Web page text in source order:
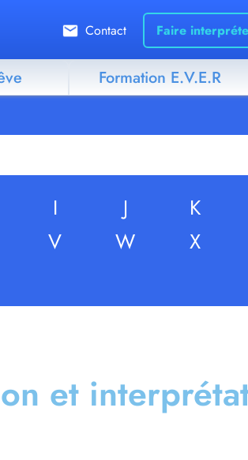
Contact Faire
Formation E.V.E.R
I J K
V W X
et